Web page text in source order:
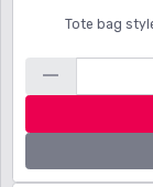
Tote bag